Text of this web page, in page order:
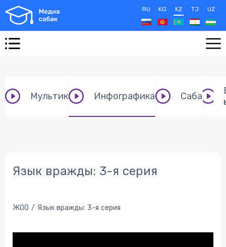
RU KG KZ TJ UZ
Мультик Инфографика Сабақ
Язык вражды: 3-я серия
ЖОО Язык вражды: 3-я серия